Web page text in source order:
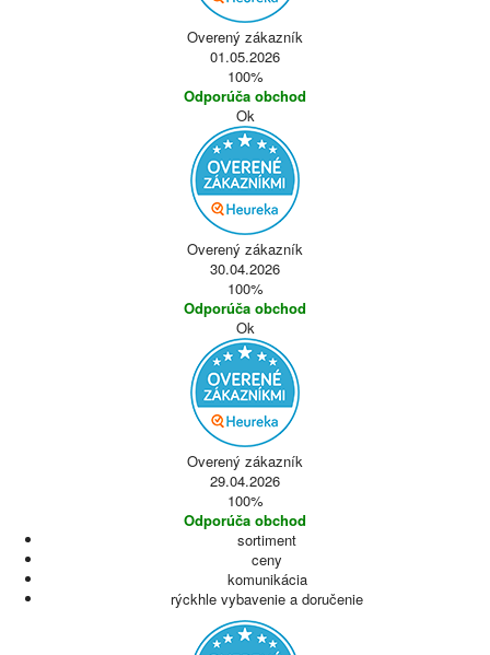
Overený zákazník
01.05.2026
100%
Odporúča obchod
Ok
Overený zákazník
30.04.2026
100%
Odporúča obchod
Ok
Overený zákazník
29.04.2026
100%
Odporúča obchod
sortiment
ceny
komunikácia
rýckhle vybavenie a doručenie